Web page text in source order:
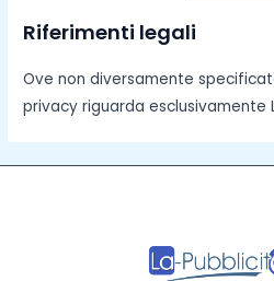
Riferimenti legali
Ove non diversamente
privacy riguarda esclusivamente